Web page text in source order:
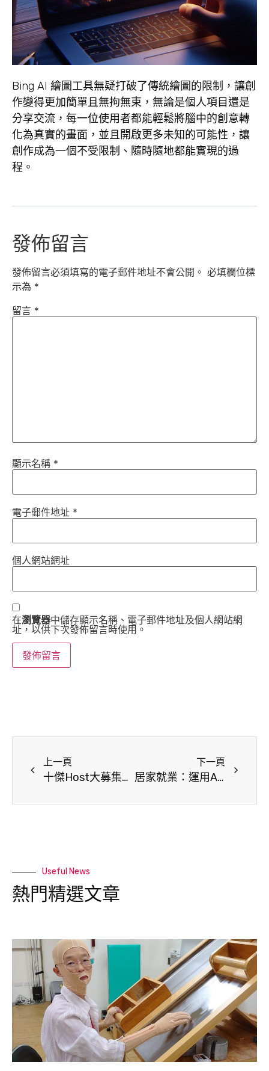
Bing AI 繪圖工具無疑打破了傳統繪圖的限制，讓創
作變得更加簡單且無拘無束，無論是個人項目還是
分享交流，每一位使用者都能輕鬆將腦中的創意轉
化為真實的畫面，並且開啟更多未知的可能性，讓
創作成為一個不受限制、隨時隨地都能實現的過
程。
發佈留言
發佈留言必須填寫的電子郵件地址不會公開。 必填欄位標
示為 *
留言 *
顯示名稱 *
電子郵件地址 *
個人網站網址
在瀏覽器中儲存顯示名稱、電子郵件地址及個人網站網
址，以供下次發佈留言時使用。
上一頁
十傑Host大募集： 第三屆網路節目主持人徵選
下一頁
居家就業：運用AI工具的職場轉生計畫
Useful News
熱門精選文章